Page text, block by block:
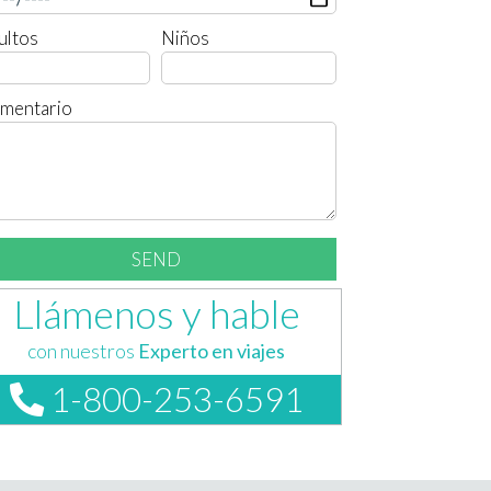
Niños
Llámenos y hable
con nuestros Experto en viajes
1-800-253-6591